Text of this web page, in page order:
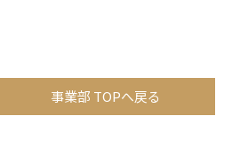
事業部 TOPへ戻る